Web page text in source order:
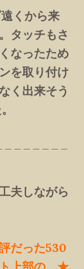
くから来
タッチもさ
なったため
を取り付け
く出来そう
夫しながら
だった530